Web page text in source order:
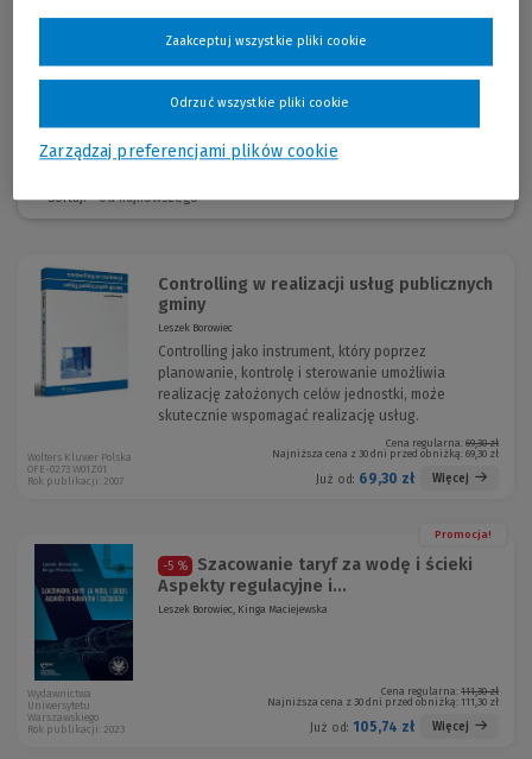
o zasięgu międzynarodowym, łącząc pracę naukowo - badawczą z
Sortuj:
Controlling w realizacji usług publicznych
gminy
Leszek Borowiec
Controlling jako instrument, który poprzez
planowanie, kontrolę i sterowanie umożliwia
realizację założonych celów jednostki, może
skutecznie wspomagać realizację usług.
Cena regularna: 69,30 zł
Najniższa cena z 30 dni przed obniżką: 69,30 zł
Już od: 69,30 zł Więcej
Wolters Kluwer Polska
OFE-0273 W01Z01
Rok publikacji: 2007
Promocja!
-5 %
Szacowanie taryf za wodę i ścieki
Aspekty regulacyjne i...
Leszek Borowiec, Kinga Maciejewska
Cena regularna: 111,30 zł
Najniższa cena z 30 dni przed obniżką: 111,30 zł
Już od: 105,74 zł Więcej
Wydawnictwa
Uniwersytetu
Warszawskiego
Rok publikacji: 2023
Zarządzaj preferencjami plików cookie
Odrzuć wszystkie pliki cookie
Zaakceptuj wszystkie pliki cookie